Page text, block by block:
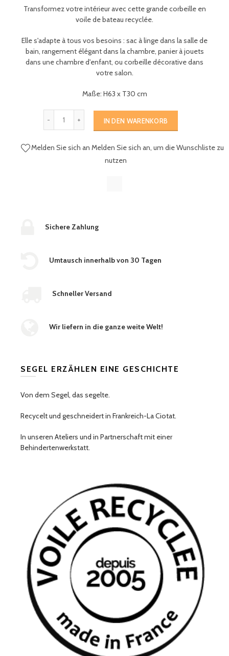
Transformez votre intérieur avec cette grande corbeille en
voile de bateau recyclée.
Elle s'adapte à tous vos besoins : sac à linge dans la salle de
bain, rangement élégant dans la chambre, panier à jouets
dans une chambre d'enfant, ou corbeille décorative dans
votre salon.
Maße: H63 x T30 cm
IN DEN WARENKORB
Melden Sie sich an Melden Sie sich an, um die Wunschliste zu
nutzen
Sichere Zahlung
Umtausch innerhalb von 30 Tagen
Schneller Versand
Wir liefern in die ganze weite Welt!
SEGEL ERZÄHLEN EINE GESCHICHTE
Von dem Segel, das segelte.
Recycelt und geschneidert in Frankreich-La Ciotat.
In unseren Ateliers und in Partnerschaft mit einer
Behindertenwerkstatt.